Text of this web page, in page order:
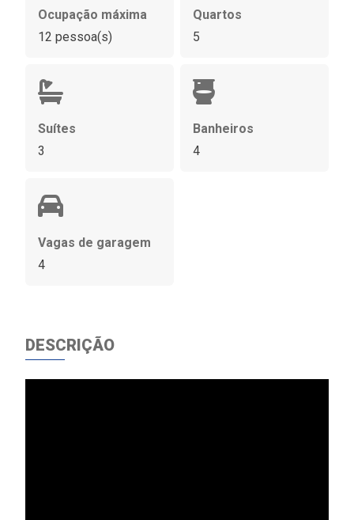
Ocupação máxima
12 pessoa(s)
Quartos
5
Suítes
3
Banheiros
4
Vagas de garagem
4
DESCRIÇÃO